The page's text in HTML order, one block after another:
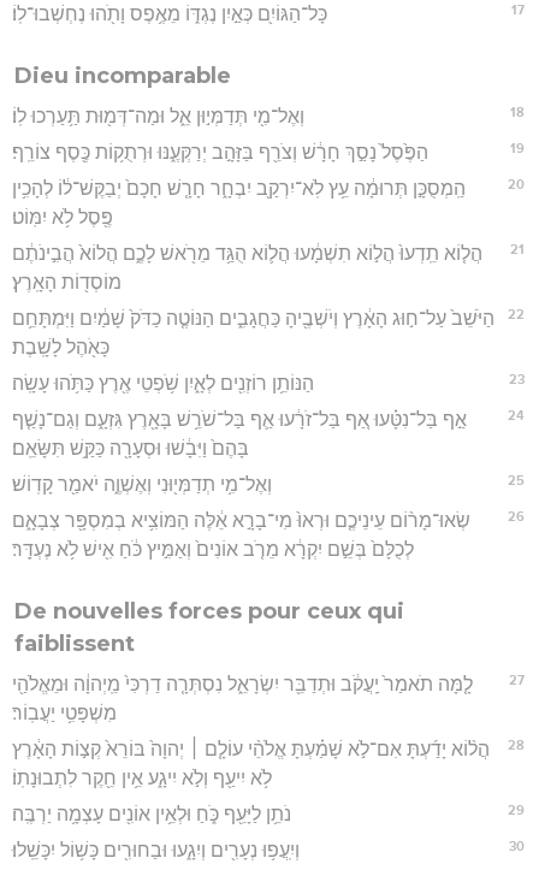
17 כָּל־הַגּוֹיִ֖ם כְּאַ֣יִן נֶגְדּ֑וֹ מֵאֶ֥פֶס וָתֹ֖הוּ נֶחְשְׁבוּ־לֽוֹ׃
Dieu incomparable
18 וְאֶל־מִ֖י תְּדַמְּי֣וּן אֵ֑ל וּמַה־דְּמ֖וּת תַּ֥עַרְכוּ לֽוֹ׃
19 הַפֶּ֙סֶל֙ נָסַ֣ךְ חָרָ֔שׁ וְצֹרֵ֖ף בַּזָּהָ֣ב יְרַקְּעֶ֑נּוּ וּרְתֻק֥וֹת כֶּ֖סֶף צוֹרֵֽף׃
20
הַֽמְסֻכָּ֣ן תְּרוּמָ֔ה עֵ֥ץ לֹֽא־יִרְקַ֖ב יִבְחָ֑ר חָרָ֤שׁ חָכָם֙ יְבַקֶּשׁ־ל֔וֹ לְהָכִ֥ין
פֶּ֖סֶל לֹ֥א יִמּֽוֹט׃
21
הֲל֤וֹא תֵֽדְעוּ֙ הֲל֣וֹא תִשְׁמָ֔עוּ הֲל֛וֹא הֻגַּ֥ד מֵרֹ֖אשׁ לָכֶ֑ם הֲלוֹא֙ הֲבִ֣ינֹתֶ֔ם
מוֹסְד֖וֹת הָאָֽרֶץ׃
22
הַיֹּשֵׁב֙ עַל־ח֣וּג הָאָ֔רֶץ וְיֹשְׁבֶ֖יהָ כַּחֲגָבִ֑ים הַנּוֹטֶ֤ה כַדֹּק֙ שָׁמַ֔יִם וַיִּמְתָּחֵ֥ם
כָּאֹ֖הֶל לָשָֽׁבֶת׃
23 הַנּוֹתֵ֥ן רוֹזְנִ֖ים לְאָ֑יִן שֹׁ֥פְטֵי אֶ֖רֶץ כַּתֹּ֥הוּ עָשָֽׂה׃
24
אַ֣ף בַּל־נִטָּ֗עוּ אַ֚ף בַּל־זֹרָ֔עוּ אַ֛ף בַּל־שֹׁרֵ֥שׁ בָּאָ֖רֶץ גִּזְעָ֑ם וְגַם־נָשַׁ֤ף
בָּהֶם֙ וַיִּבָ֔שׁוּ וּסְעָרָ֖ה כַּקַּ֥שׁ תִּשָּׂאֵֽם׃
25 וְאֶל־מִ֥י תְדַמְּי֖וּנִי וְאֶשְׁוֶ֑ה יֹאמַ֖ר קָדֽוֹשׁ׃
26
שְׂאוּ־מָר֨וֹם עֵינֵיכֶ֤ם וּרְאוּ֙ מִי־בָרָ֣א אֵ֔לֶּה הַמּוֹצִ֥יא בְמִסְפָּ֖ר צְבָאָ֑ם
לְכֻלָּם֙ בְּשֵׁ֣ם יִקְרָ֔א מֵרֹ֤ב אוֹנִים֙ וְאַמִּ֣יץ כֹּ֔חַ אִ֖ישׁ לֹ֥א נֶעְדָּֽר׃
De nouvelles forces pour ceux qui
faiblissent
27
לָ֤מָּה תֹאמַר֙ יַֽעֲקֹ֔ב וּתְדַבֵּ֖ר יִשְׂרָאֵ֑ל נִסְתְּרָ֤ה דַרְכִּי֙ מֵֽיְהוָ֔ה וּמֵאֱלֹהַ֖י
מִשְׁפָּטִ֥י יַעֲבֽוֹר׃
28
הֲל֨וֹא יָדַ֜עְתָּ אִם־לֹ֣א שָׁמַ֗עְתָּ אֱלֹהֵ֨י עוֹלָ֤ם ׀ יְהוָה֙ בּוֹרֵא֙ קְצ֣וֹת הָאָ֔רֶץ
לֹ֥א יִיעַ֖ף וְלֹ֣א יִיגָ֑ע אֵ֥ין חֵ֖קֶר לִתְבוּנָתֽוֹ׃
29 נֹתֵ֥ן לַיָּעֵ֖ף כֹּ֑חַ וּלְאֵ֥ין אוֹנִ֖ים עָצְמָ֥ה יַרְבֶּֽה׃
30 וְיִֽעֲפ֥וּ נְעָרִ֖ים וְיִגָ֑עוּ וּבַחוּרִ֖ים כָּשׁ֥וֹל יִכָּשֵֽׁלוּ׃